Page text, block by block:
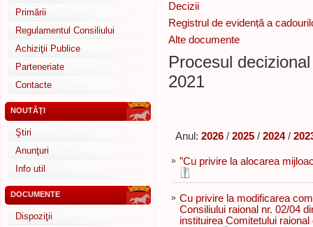
Primării
Regulamentul Consiliului
Achiziţii Publice
Parteneriate
Contacte
NOUTĂŢI
Ştiri
Anunţuri
Info util
DOCUMENTE
Dispoziţii
Decizii
Registrul de evidență a
Alte documente
Procesul
2021
Anul: 2026 / 2025 / 2024/
» ”Сu privire la alocarea
» Cu privire la modificarea
Consiliului raional nr. 02/04
instituirea Comitetului